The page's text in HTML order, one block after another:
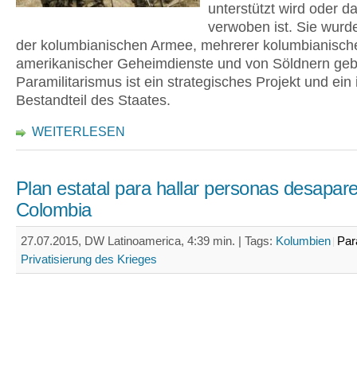
unterstützt wird oder
verwoben ist. Sie
der kolumbianischen Armee, mehrerer
amerikanischer Geheimdienste und von Söldnern
Paramilitarismus ist ein strategisches Projekt und ein
Bestandteil des Staates.
WEITERLESEN
Plan estatal para hallar personas
Colombia
27.07.2015, DW Latinoamerica, 4:39 min. | Tags: Kolumbien
Privatisierung des Krieges